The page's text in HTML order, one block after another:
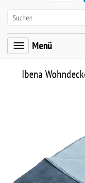
Menü
Ibena